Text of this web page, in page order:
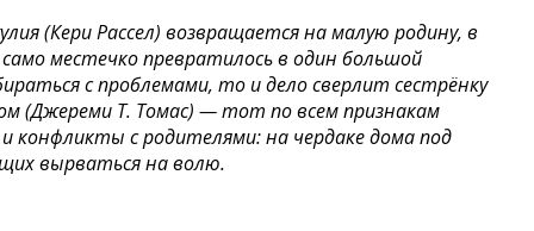
(Кери Рассел) возвращается на малую родину, в
местечко превратилось в один большой
с проблемами, то и дело сверлит сестрёнку
(Джереми Т. Томас) — тот по всем признакам
конфликты с родителями: на чердаке дома под
вырваться на волю.